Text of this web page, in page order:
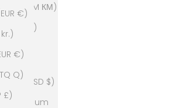
€)
€)
Q)
£)
(BAM КМ)
(BWP P)
€)
(USD $)
Territorium